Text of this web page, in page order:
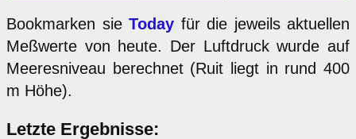
Bookmarken sie Today für die jeweils aktuellen
Meßwerte von heute. Der Luftdruck wurde auf
Meeresniveau berechnet (Ruit liegt in rund 400
m Höhe).
Letzte Ergebnisse: